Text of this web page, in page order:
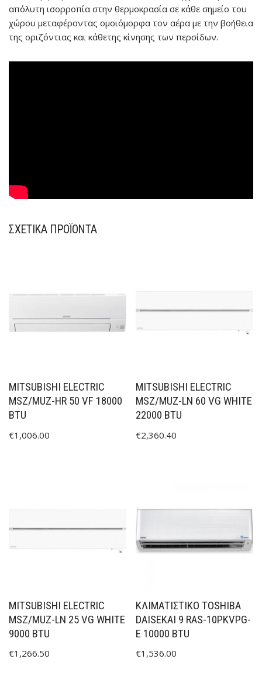
απόλυτη ισορροπία στην θερμοκρασία σε κάθε σημείο του
χώρου μεταφέροντας ομοιόμορφα τον αέρα με την βοήθεια
της οριζόντιας και κάθετης κίνησης των περσίδων.
ΣΧΕΤΙΚΆ ΠΡΟΪΌΝΤΑ
MITSUBISHI ELECTRIC
MSZ/MUZ-HR 50 VF 18000
BTU
€1,006.00
MITSUBISHI ELECTRIC
MSZ/MUZ-LN 60 VG WHITE
22000 BTU
€2,360.40
MITSUBISHI ELECTRIC
MSZ/MUZ-LN 25 VG WHITE
9000 BTU
€1,266.50
ΚΛΙΜΑΤΙΣΤΙΚΟ TOSHIBA
DAISEKAI 9 RAS-10PKVPG-
E 10000 BTU
€1,536.00